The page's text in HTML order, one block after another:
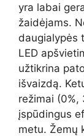
yra labai
žaidėjams.
daugialypės
LED
užtikrina
išvaizdą.
režimai (0%,
įspūdingus
metu. Žemų